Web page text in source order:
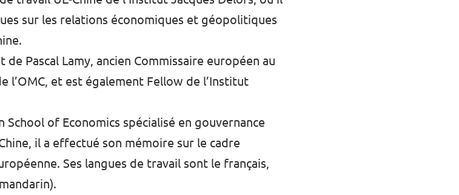
sur les relations économiques et géopolitiques
Pascal Lamy, ancien Commissaire européen au
l’OMC, et est également Fellow de l’Institut
School of Economics spécialisé en gouvernance
il a effectué son mémoire sur le cadre
Ses langues de travail sont le français,